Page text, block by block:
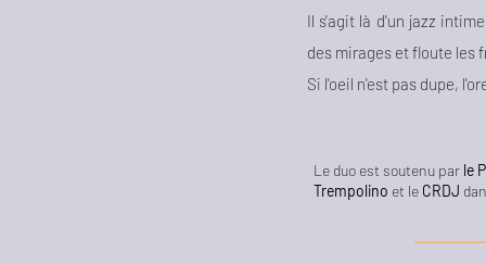
Il s'agit là d'un jazz
des mirages et floute les
Si l'oeil n'est pas dupe,
Le duo est soutenu par le
Trempolino et le CRDJ